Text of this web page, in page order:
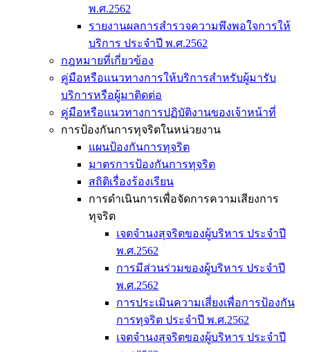
พ.ศ.2562
รายงานผลการสำรวจความพึงพอใจการให้
บริการ ประจำปี พ.ศ.2562
กฎหมายที่เกี่ยวข้อง
คู่มือหรือแนวทางการให้บริการสำหรับผู้มารับ
บริการหรือผู้มาติดต่อ
คู่มือหรือแนวทางการปฏิบัติงานของเจ้าหน้าที่
การป้องกันการทุจริตในหน่วยงาน
แผนป้องกันการทุจริต
มาตรการป้องกันการทุจริต
สถิติเรื่องร้องเรียน
การดำเนินการเพื่อจัดการความเสียงการ
ทุจริต
เจตจำนงสุจริตของผู้บริหาร ประจำปี
พ.ศ.2562
การมีส่วนร่วมของผู้บริหาร ประจำปี
พ.ศ.2562
การประเมินความเสี่ยงเพื่อการป้องกัน
การทุจริต ประจำปี พ.ศ.2562
เจตจำนงสุจริตของผู้บริหาร ประจำปี